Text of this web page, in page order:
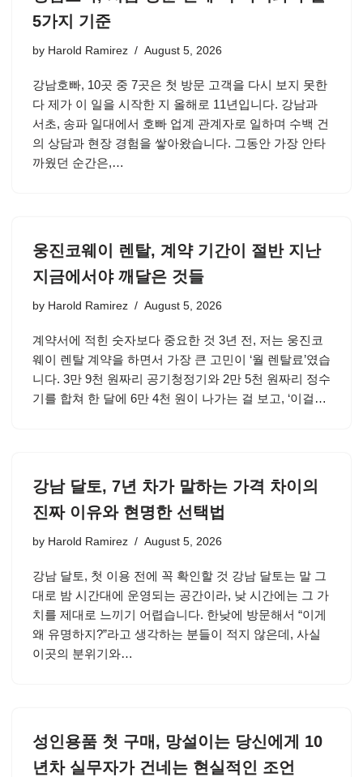
5가지 기준
by Harold Ramirez August 5, 2026
강남호빠, 10곳 중 7곳은 첫 방문 고객을 다시 보지 못한
다 제가 이 일을 시작한 지 올해로 11년입니다. 강남과
서초, 송파 일대에서 호빠 업계 관계자로 일하며 수백 건
의 상담과 현장 경험을 쌓아왔습니다. 그동안 가장 안타
까웠던 순간은,…
웅진코웨이 렌탈, 계약 기간이 절반 지난
지금에서야 깨달은 것들
by Harold Ramirez August 5, 2026
계약서에 적힌 숫자보다 중요한 것 3년 전, 저는 웅진코
웨이 렌탈 계약을 하면서 가장 큰 고민이 ‘월 렌탈료’였습
니다. 3만 9천 원짜리 공기청정기와 2만 5천 원짜리 정수
기를 합쳐 한 달에 6만 4천 원이 나가는 걸 보고, ‘이걸…
강남 달토, 7년 차가 말하는 가격 차이의
진짜 이유와 현명한 선택법
by Harold Ramirez August 5, 2026
강남 달토, 첫 이용 전에 꼭 확인할 것 강남 달토는 말 그
대로 밤 시간대에 운영되는 공간이라, 낮 시간에는 그 가
치를 제대로 느끼기 어렵습니다. 한낮에 방문해서 “이게
왜 유명하지?”라고 생각하는 분들이 적지 않은데, 사실
이곳의 분위기와…
성인용품 첫 구매, 망설이는 당신에게 10
년차 실무자가 건네는 현실적인 조언